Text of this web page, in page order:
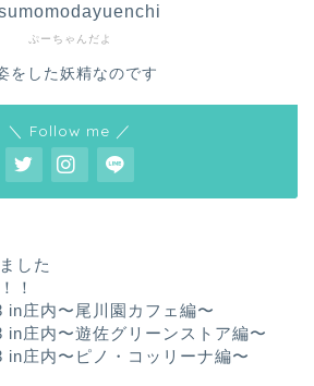
ぷーちゃんだよ
をした妖精なのです
＼ Follow me ／
した
！
in庄内〜尾川園カフェ編〜
in庄内〜遊佐グリーンストア編〜
in庄内〜ピノ・コッリーナ編〜